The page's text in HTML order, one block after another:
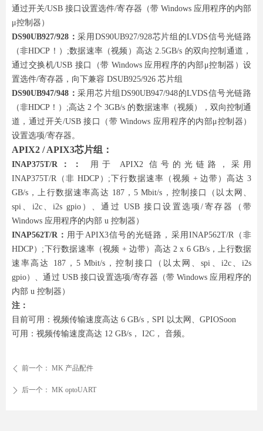
通过开关/USB 接口设置选件/寄存器（带 Windows 应用程序的内部
μ控制器）
DS90UB927/928：采用DS90UB927/928芯片组的LVDS信号光链路
（非HDCP！）;数据速率（视频）高达 2.5GB/s 的双向控制通道，
通过交换机/USB 接口（带 Windows 应用程序的内部μ控制器）设
置选件/寄存器，向下兼容 DSUB925/926 芯片组
DS90UB947/948：采用芯片组DS90UB947/948的LVDS信号光链路
（非HDCP！）;高达 2 个 3GB/s 的数据速率（视频），双向控制通
道，通过开关/USB 接口（带 Windows 应用程序的内部μ控制器）
设置选项/寄存器。
APIX2 / APIX3芯片组：
INAP375T/R：：
用于 APIX2 信号的光链路，采用
INAP375T/R（非 HDCP）;下行数据速率（视频 + 边带）高达 3
GB/s，上行数据速率高达 187，5 Mbit/s，控制接口（以太网、
spi、i2c、i2s gpio）、通过 USB 接口设置选项/寄存器（带
Windows 应用程序的内部 u 控制器）
INAP562T/R： 用于APIX3信号的光链路，采用INAP562T/R（非
HDCP）;下行数据速率（视频 + 边带）高达 2 x 6 GB/s，上行数据
速率高达 187，5 Mbit/s，控制接口（以太网、spi、i2c、i2s
gpio）、通过 USB 接口设置选项/寄存器（带 Windows 应用程序的
内部 u 控制器）
注：
目前可用：视频传输速度高达 6 GB/s，SPI 以太网、GPIOSoon
可用：视频传输速度高达 12 GB/s， I2C， 音频。
ꄴ 前一个： MK 产品配件
ꄲ 后一个： MK optoUART